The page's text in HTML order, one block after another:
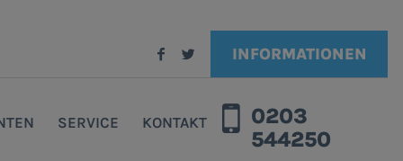
0203
544250
INFORMATIONEN
SERVICE KONTAKT